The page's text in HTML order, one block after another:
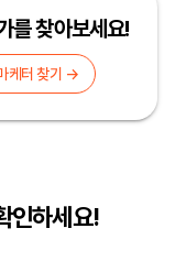
를 찾아보세요!
케터 찾기 →
인하세요!